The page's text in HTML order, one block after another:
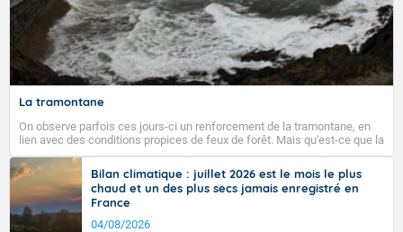
La tramontane
On observe parfois ces jours-ci un renforcement de la tramontane, en
lien avec des conditions propices de feux de forêt. Mais qu'est-ce que la
tramontane ? Quelles sont ses caractéristiques ? La tramontane est un
vent turbulent soufflant de secteur nord-ouest à nord, ou ouest à nord-
ouest, dans un secteur qui part du Roussillon à la vallée de l’Aude et à
l’ouest de l’Hérault. L’étymologie de ce vent vient du latin trasmontanus,
signifiant au-delà des monts, en allusion aux régions montagneuses
d’où provient ce vent.
Bilan climatique : juillet 2026 est le mois le plus
chaud et un des plus secs jamais enregistré en
France
04/08/2026